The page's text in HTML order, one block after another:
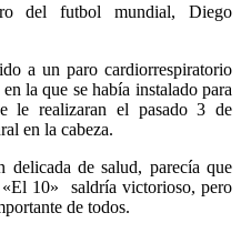
del futbol mundial, Diego
a un paro cardiorrespiratorio
la que se había instalado para
le realizaran el pasado 3 de
en la cabeza.
delicada de salud, parecía que
«El 10» saldría victorioso, pero
de todos.